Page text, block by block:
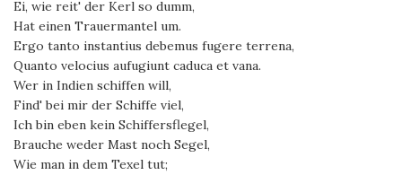
Ei, wie reit' der Kerl so dumm,
Hat einen Trauermantel um.
Ergo tanto instantius debemus fugere terrena,
Quanto velocius aufugiunt caduca et vana.
Wer in Indien schiffen will,
Find' bei mir der Schiffe viel,
Ich bin eben kein Schiffersflegel,
Brauche weder Mast noch Segel,
Wie man in dem Texel tut;